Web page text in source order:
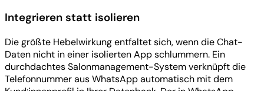
Integrieren statt isolieren
Die größte Hebelwirkung entfaltet sich, wenn die Chat-
Daten nicht in einer isolierten App schlummern. Ein
durchdachtes Salonmanagement-System verknüpft die
Telefonnummer aus WhatsApp automatisch mit dem